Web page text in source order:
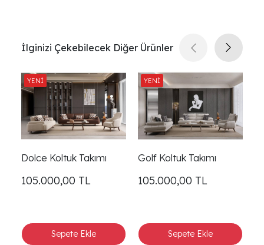
İlginizi Çekebilecek Diğer Ürünler
Dolce Koltuk Takımı
105.000,00 TL
Golf Koltuk Takımı
105.000,00 TL